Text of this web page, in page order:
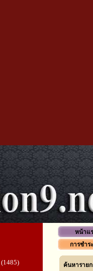
(1485)
หน้าแ
การชำร
ค้นหารายก